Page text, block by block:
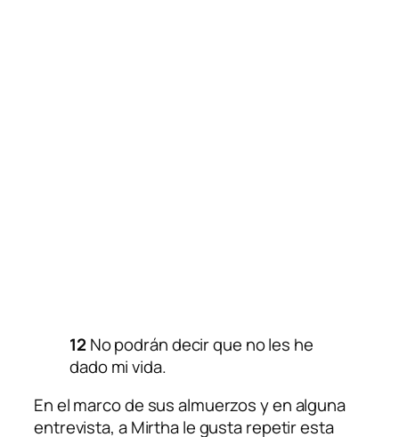
12 No podrán decir que no les he
dado mi vida.
En el marco de sus almuerzos y en alguna
entrevista, a Mirtha le gusta repetir esta